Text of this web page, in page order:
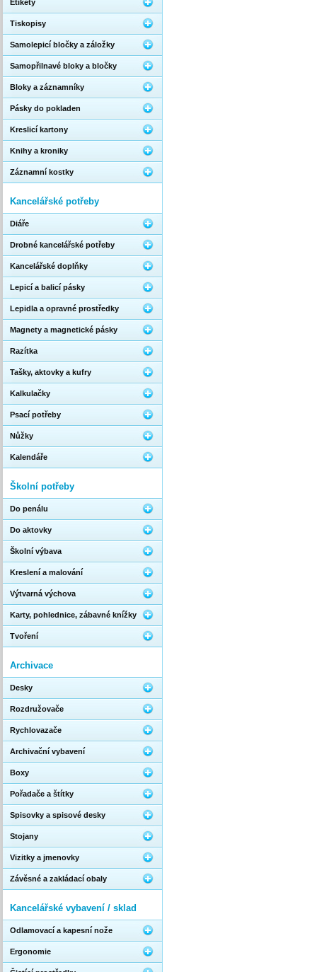
Etikety
Tiskopisy
Samolepicí bločky a záložky
Samopřilnavé bloky a bločky
Bloky a záznamníky
Pásky do pokladen
Kreslicí kartony
Knihy a kroniky
Záznamní kostky
Kancelářské potřeby
Diáře
Drobné kancelářské potřeby
Kancelářské doplňky
Lepicí a balicí pásky
Lepidla a opravné prostředky
Magnety a magnetické pásky
Razítka
Tašky, aktovky a kufry
Kalkulačky
Psací potřeby
Nůžky
Kalendáře
Školní potřeby
Do penálu
Do aktovky
Školní výbava
Kreslení a malování
Výtvarná výchova
Karty, pohlednice, zábavné knížky
Tvoření
Archivace
Desky
Rozdružovače
Rychlovazače
Archivační vybavení
Boxy
Pořadače a štítky
Spisovky a spisové desky
Stojany
Vizitky a jmenovky
Závěsné a zakládací obaly
Kancelářské vybavení / sklad
Odlamovací a kapesní nože
Ergonomie